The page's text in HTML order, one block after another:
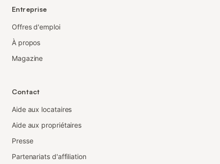
Entreprise
Offres d'emploi
À propos
Magazine
Contact
Aide aux locataires
Aide aux propriétaires
Presse
Partenariats d'affiliation